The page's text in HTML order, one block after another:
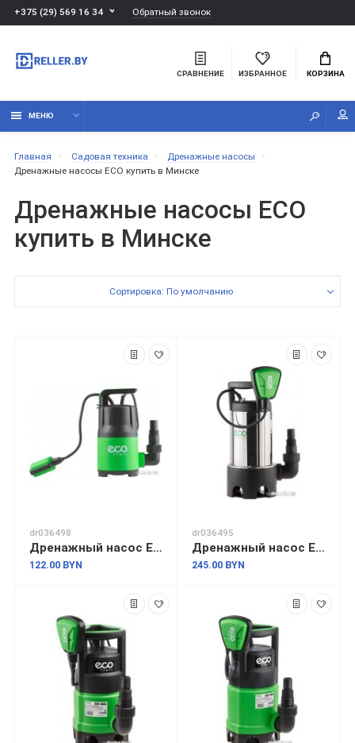
+375 (29) 569 16 34 Обратный звонок
СРАВНЕНИЕ ИЗБРАННОЕ КОРЗИНА
МЕНЮ
Главная Садовая техника
Дренажные насосы
Дренажные насосы ECO купить в Минске
Дренажные насосы ECO
купить в Минске
Сортировка: По умолчанию
dr036498
Дренажный насос ECO CP-405
122.00 BYN
dr036495
Дренажный насос ECO DI-903
245.00 BYN